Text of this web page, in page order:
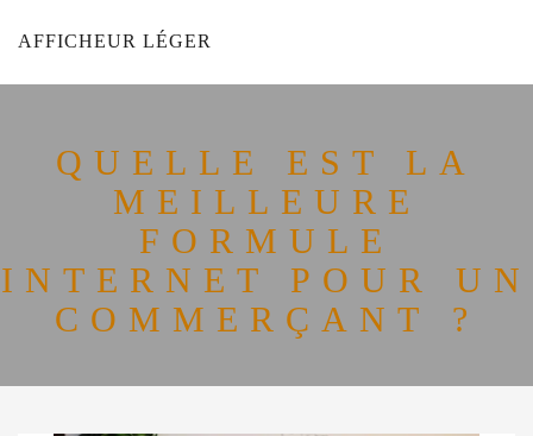
AFFICHEUR LÉGER
QUELLE EST LA
MEILLEURE
FORMULE
INTERNET POUR UN
COMMERÇANT ?